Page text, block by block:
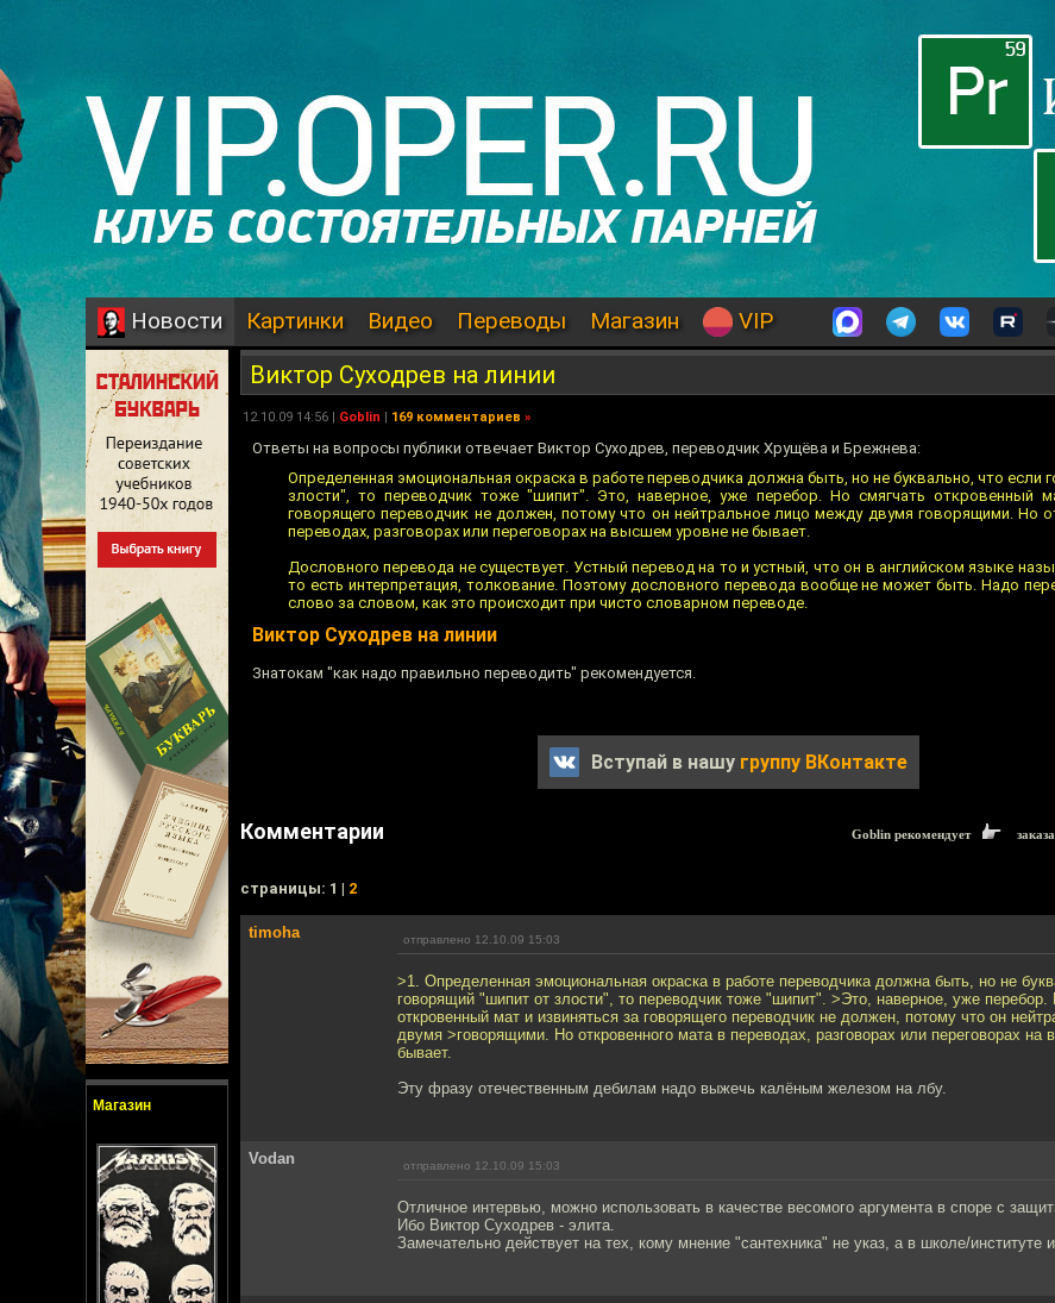
Новости Картинки Видео Переводы Магазин VIP
Магазин
Виктор Суходрев на линии
12.10.09 14:56 | Goblin | 169 комментариев »
Ответы на вопросы публики отвечает Виктор Суходрев, переводчик Хрущёва и Брежнева:
Определенная эмоциональная окраска в работе переводчика должна быть, но не буквально, что если
злости", то переводчик тоже "шипит". Это, наверное, уже перебор. Но смягчать откровенный
говорящего переводчик не должен, потому что он нейтральное лицо между двумя говорящими. Но
переводах, разговорах или переговорах на высшем уровне не бывает.
Дословного перевода не существует. Устный перевод на то и устный, что он в английском языке
то есть интерпретация, толкование. Поэтому дословного перевода вообще не может быть. Надо
слово за словом, как это происходит при чисто словарном переводе.
Виктор Суходрев на линии
Знатокам "как надо правильно переводить" рекомендуется.
Вступай в нашу группу ВКонтакте
Комментарии Goblin рекомендует
cтраницы: 1 | 2
timoha отправлено 12.10.09 15:03
>1. Определенная эмоциональная окраска в работе переводчика должна быть, но не
говорящий "шипит от злости", то переводчик тоже "шипит". >Это, наверное, уже перебор.
откровенный мат и извиняться за говорящего переводчик не должен, потому что он
двумя >говорящими. Но откровенного мата в переводах, разговорах или переговорах на
бывает.
Эту фразу отечественным дебилам надо выжечь калёным железом на лбу.
Vodan отправлено 12.10.09 15:03
Отличное интервью, можно использовать в качестве весомого аргумента в споре с
Ибо Виктор Суходрев - элита.
Замечательно действует на тех, кому мнение "сантехника" не указ, а в школе/институте